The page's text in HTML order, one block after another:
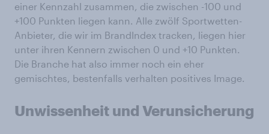
einer Kennzahl zusammen, die zwischen -100 und
+100 Punkten liegen kann. Alle zwölf Sportwetten-
Anbieter, die wir im BrandIndex tracken, liegen hier
unter ihren Kennern zwischen 0 und +10 Punkten.
Die Branche hat also immer noch ein eher
gemischtes, bestenfalls verhalten positives Image.
Unwissenheit und Verunsicherung